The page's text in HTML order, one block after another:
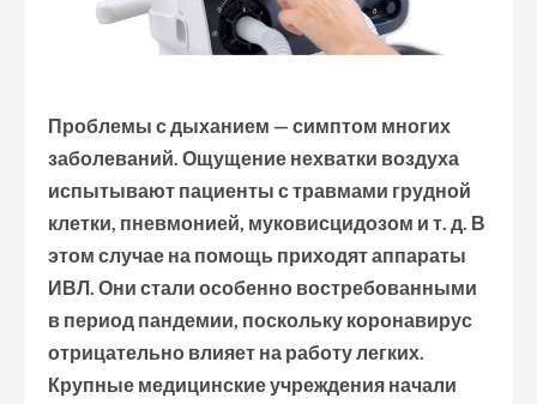
Проблемы с дыханием — симптом многих
заболеваний. Ощущение нехватки воздуха
испытывают пациенты с травмами грудной
клетки, пневмонией, муковисцидозом и т. д. В
этом случае на помощь приходят аппараты
ИВЛ. Они стали особенно востребованными
в период пандемии, поскольку коронавирус
отрицательно влияет на работу легких.
Крупные медицинские учреждения начали